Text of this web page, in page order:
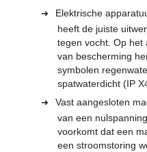
Elektrische
heeft de juiste
tegen vocht. Op het
van bescherming
symbolen
spatwaterdicht (IP
Vast aangesloten
van een
voorkomt dat een
een stroomstoring